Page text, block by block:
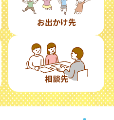
お出かけ先
相談先